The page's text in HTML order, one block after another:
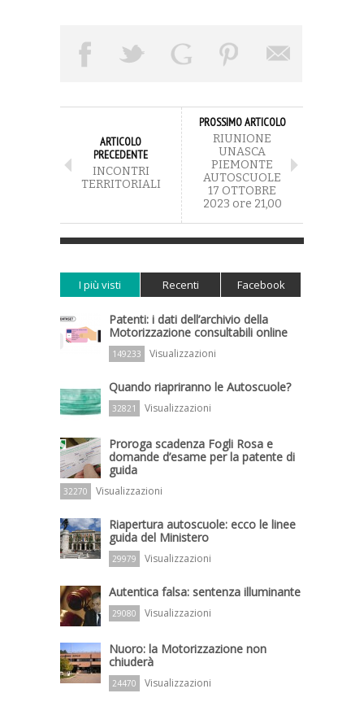
ARTICOLO
PRECEDENTE
INCONTRI
TERRITORIALI
PROSSIMO ARTICOLO
RIUNIONE
UNASCA
PIEMONTE
AUTOSCUOLE
17 OTTOBRE
2023 ore 21,00
I più visti Recenti Facebook
Patenti: i dati dell’archivio della
Motorizzazione consultabili online
149233 Visualizzazioni
Quando riapriranno le Autoscuole?
32821 Visualizzazioni
Proroga scadenza Fogli Rosa e
domande d’esame per la patente di
guida
32270 Visualizzazioni
Riapertura autoscuole: ecco le linee
guida del Ministero
29979 Visualizzazioni
Autentica falsa: sentenza illuminante
29080 Visualizzazioni
Nuoro: la Motorizzazione non
chiuderà
24470 Visualizzazioni